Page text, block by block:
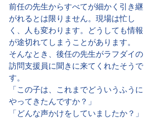
前任の先生からすべてが細かく引き継
がれるとは限りません。現場は忙し
く、人も変わります。どうしても情報
が途切れてしまうことがあります。
そんなとき、後任の先生がラフダイの
訪問支援員に聞きに来てくれたそうで
す。
「この子は、これまでどういうふうに
やってきたんですか？」
「どんな声かけをしていましたか？」